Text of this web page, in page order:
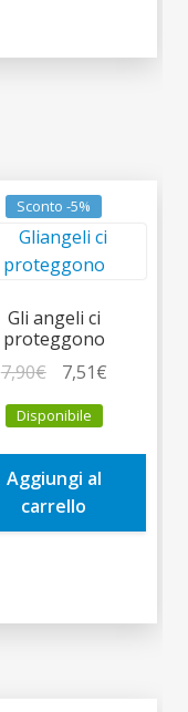
Sconto -5%
Gli angeli ci
proteggono
7,90€
prezzo
originale
era:
7,90€.
7,51€Il
è:
Disponibile
Aggiungi al
carrello